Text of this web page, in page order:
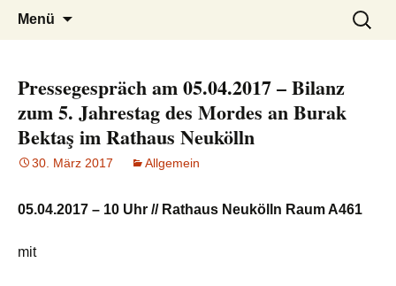
burak
Menü
Suchen
nach:
Pressegespräch am 05.04.2017 – Bilanz
zum 5. Jahrestag des Mordes an Burak
Bektaş im Rathaus Neukölln
30. März 2017 Allgemein
05.04.2017 – 10 Uhr // Rathaus Neukölln Raum A461
mit